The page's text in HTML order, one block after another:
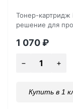
Тонер-
решение для
1 070₽
Купить в 1